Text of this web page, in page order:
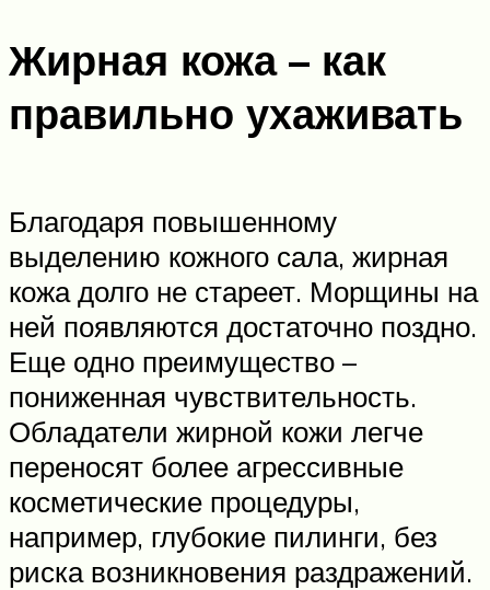
Жирная кожа – как
правильно ухаживать
Благодаря повышенному
выделению кожного сала, жирная
кожа долго не стареет. Морщины на
ней появляются достаточно поздно.
Еще одно преимущество –
пониженная чувствительность.
Обладатели жирной кожи легче
переносят более агрессивные
косметические процедуры,
например, глубокие пилинги, без
риска возникновения раздражений.